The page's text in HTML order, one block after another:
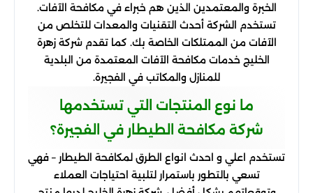
الخبرة والمعتمدين الذين هم خبراء في مكافحة الآفات.
تستخدم الشركة أحدث التقنيات والمعدات للتخلص من
الآفات من الممتلكات الخاصة بك. كما تقدم شركة زهرة
الخليج خدمات مكافحة الآفات المعتمدة من البلدية
للمنازل والمكاتب في الفجيرة.
ما نوع المنتجات التي تستخدمها
شركة مكافحة الطيطار في الفجيرة؟
تستخدم اعلي و احدث انواع الطرق لمكافحة الطيطار – فهي
تسعي بالتطور باستمرار لتلبية احتياجات العملاء